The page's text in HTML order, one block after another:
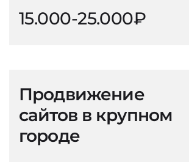
15.000-25.000₽
Продвижение
сайтов в крупном
городе